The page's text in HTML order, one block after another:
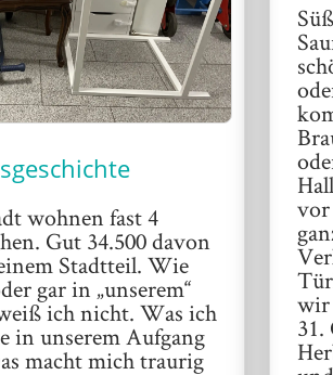
wohnen fast 4
Gut 34.500 davon
Stadtteil. Wie
gar in „unserem“
ich nicht. Was ich
in unserem Aufgang
macht mich traurig
wir